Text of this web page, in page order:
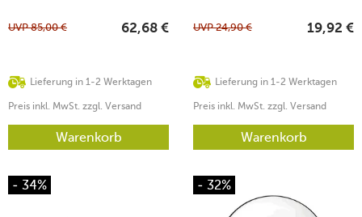
Lieferung in 1-2 Werktagen
UVP85,00 € 62,68 €
Preis inkl. MwSt. zzgl. Versand
Warenkorb
Lieferung in 1-2 Werktagen
UVP24,90 € 19,92 €
Preis inkl. MwSt. zzgl. Versand
Warenkorb
- 34% - 32%